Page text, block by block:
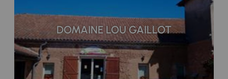
DOMAINE LOU GAILLOT